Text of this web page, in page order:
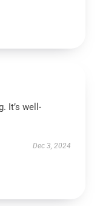
It’s well-
Dec 3, 2024